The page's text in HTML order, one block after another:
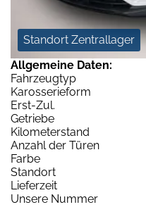
Standort Zentrallager
Allgemeine Daten:
Fahrzeugtyp
Karosserieform
Erst-Zul.
Getriebe
Kilometerstand
Anzahl der Türen
Farbe
Standort
Lieferzeit
Unsere Nummer